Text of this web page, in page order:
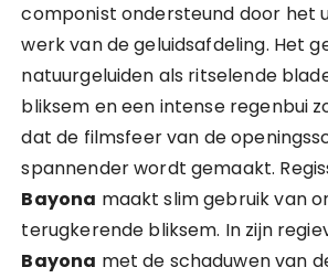
componist ondersteund door het
werk van de geluidsafdeling. Het
natuurgeluiden als ritselende
bliksem en een intense regenbui
dat de filmsfeer van de
spannender wordt gemaakt.
Bayona maakt slim gebruik van
terugkerende bliksem. In zijn
Bayona met de schaduwen van